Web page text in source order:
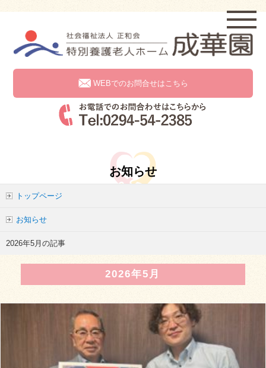
WEBでのお問合せはこちら
お知らせ
トップページ
お知らせ
2026年5月の記事
2026年5月